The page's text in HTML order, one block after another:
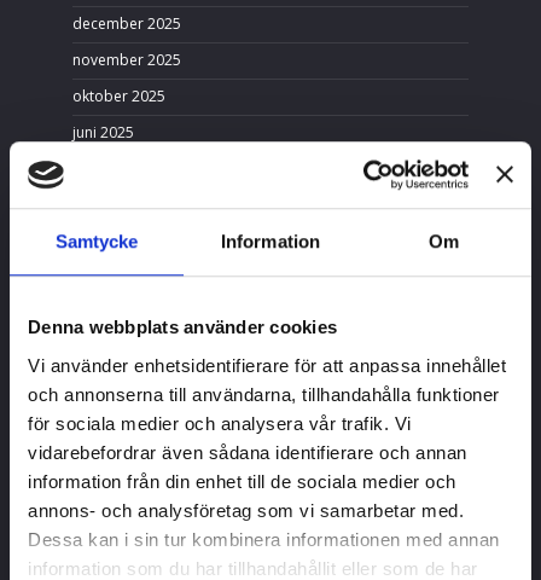
Samtycke Information Om
Denna webbplats använder cookies
Vi använder enhetsidentifierare för att anpassa innehållet
och annonserna till användarna, tillhandahålla funktioner
för sociala medier och analysera vår trafik. Vi
vidarebefordrar även sådana identifierare och annan
information från din enhet till de sociala medier och
annons- och analysföretag som vi samarbetar med.
Dessa kan i sin tur kombinera informationen med annan
information som du har tillhandahållit eller som de har
december 2025
november 2025
oktober 2025
juni 2025
februari 2025
december 2024
september 2024
januari 2024
december 2023
oktober 2023
september 2023
juni 2023